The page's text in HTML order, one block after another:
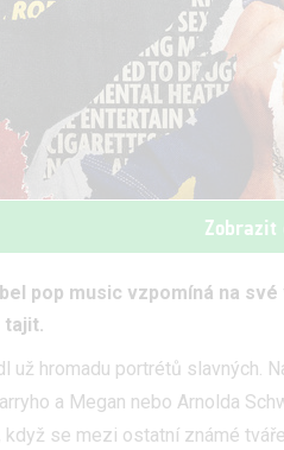
Zobrazit
pop music vzpomíná na
tajit.
už hromadu portrétů slavných.
a Megan nebo Arnolda
se mezi ostatní známé